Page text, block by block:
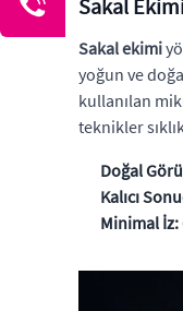
Sakal
Sakal ekimi
yoğun ve
kullanılan
teknikler
Doğal
Kalıcı
Minimal İz: